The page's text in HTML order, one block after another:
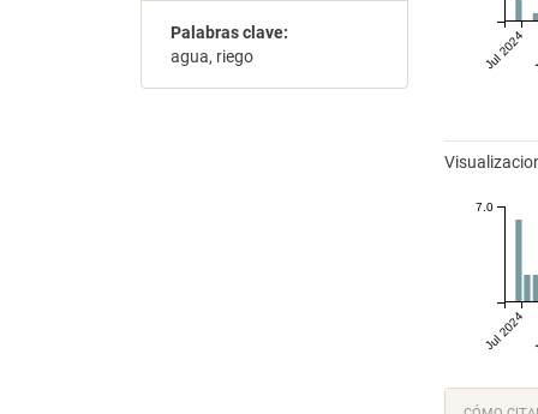
Palabras clave:
agua, riego
Jul 2024
Jul 2024
7.0